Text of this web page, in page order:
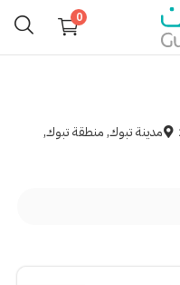
0
مدينة تبوك, منطقة تبوك,